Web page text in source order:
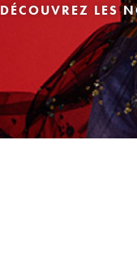
DÉCOUVREZ LES